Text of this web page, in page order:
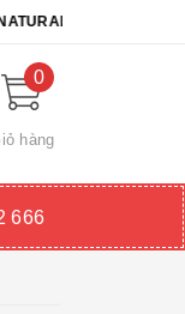
STONE. CHÚC QUÝ
0
hàng
666